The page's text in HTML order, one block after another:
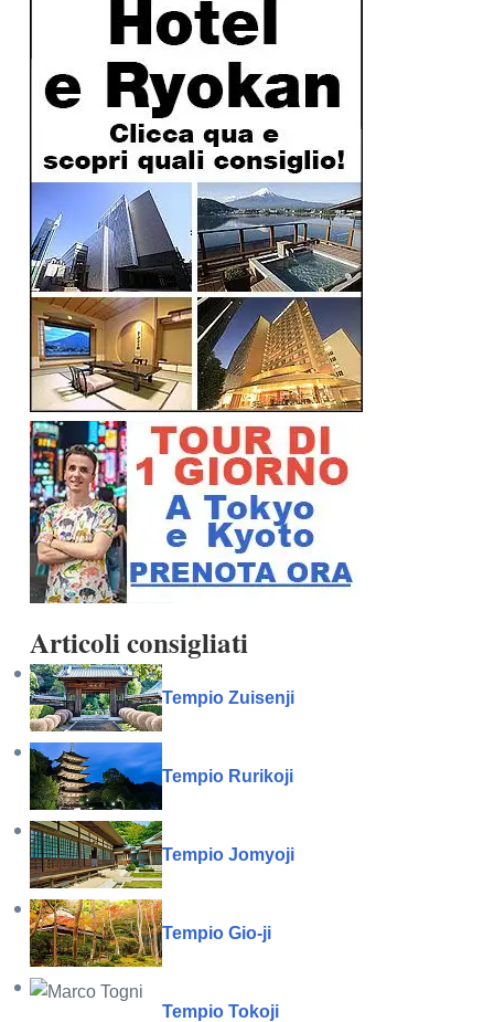
Articoli consigliati
Tempio Zuisenji
Tempio Rurikoji
Tempio Jomyoji
Tempio Gio-ji
Tempio Tokoji